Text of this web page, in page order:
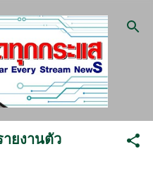
หาหลัก
ายงานตัว